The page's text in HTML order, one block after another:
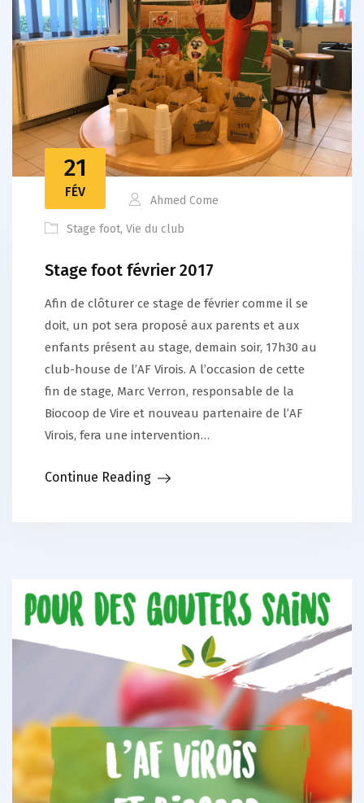
21
FÉV
Ahmed Come
Stage foot, Vie du club
Stage foot février 2017
Afin de clôturer ce stage de février comme il se
doit, un pot sera proposé aux parents et aux
enfants présent au stage, demain soir, 17h30 au
club-house de l’AF Virois. A l’occasion de cette
fin de stage, Marc Verron, responsable de la
Biocoop de Vire et nouveau partenaire de l’AF
Virois, fera une intervention…
Continue Reading